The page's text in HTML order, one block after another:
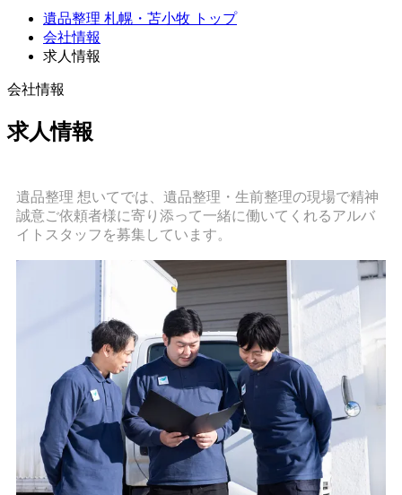
遺品整理 札幌・苫小牧 トップ
会社情報
求人情報
会社情報
求人情報
遺品整理 想いてでは、遺品整理・生前整理の現場で精神
誠意ご依頼者様に寄り添って一緒に働いてくれるアルバ
イトスタッフを募集しています。